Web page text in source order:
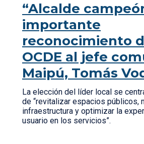
“Alcalde
importante
reconocimiento
OCDE al jefe
Maipú, Tomás
La elección del líder local se
de “revitalizar espacios públicos,
infraestructura y optimizar la
usuario en los servicios”.